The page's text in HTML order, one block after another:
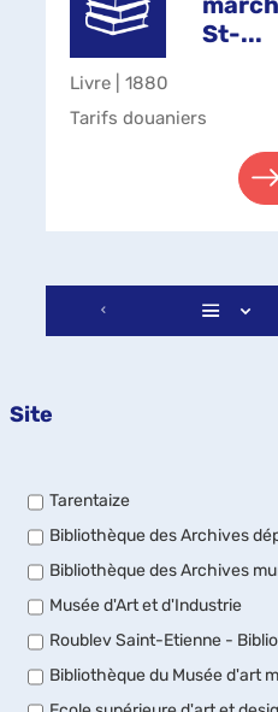
St-...
Livre | 1880
Tarifs douaniers
Site
Tarentaize-
résultats
cocher
pour
le
-
la
Bibliothèque des Archives
Bibliothèque des Archives
Musée d'Art et d'Industrie-
pour
Roublev Saint-Etienne -
Bibliothèque du Musée d'art